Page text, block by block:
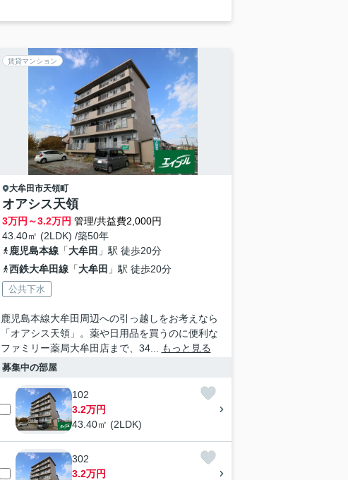
賃貸マンション
大牟田市天領町
オアシス天領
3万円～3.2万円 管理/共益費2,000円
43.40㎡ (2LDK) /築50年
鹿児島本線「大牟田 」駅 徒歩20分
西鉄大牟田線「大牟田 」駅 徒歩20分
公共下水
鹿児島本線大牟田周辺への引っ越しをお考えなら
「オアシス天領」。薬や日用品を買うのに便利な
ファミリー薬局大牟田店まで、34...
もっと見る
募集中の部屋
102
3.2万円
43.40㎡ (2LDK)
302
3.2万円